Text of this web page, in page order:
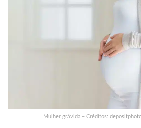
Mulher grávida – Créditos: